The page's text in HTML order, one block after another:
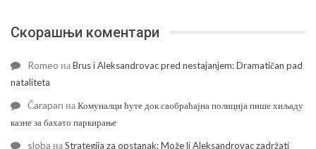
Скорашњи коментари
Romeo наBrus i Aleksandrovac pred nestajanjem: Dramatičan pad
nataliteta
Čarapan наКомуналци ћуте док саобраћајна полиција пише хиљаду
казне за бахато паркирање
sloba наStrategija za opstanak: Može li Aleksandrovac zadržati